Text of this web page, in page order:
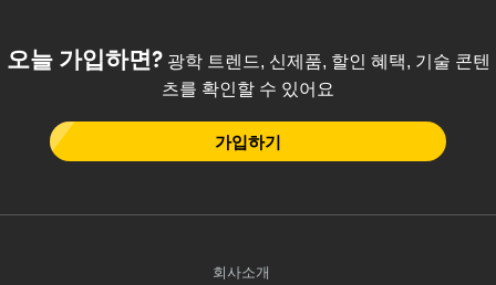
오늘 가입하면?광학 트렌드, 신제품, 할인 혜택, 기술 콘텐
츠를 확인할 수 있어요
가입하기
회사소개